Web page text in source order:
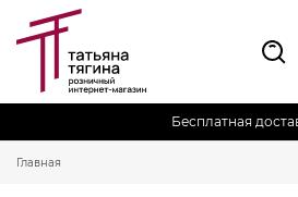
Бесплатная
Главная